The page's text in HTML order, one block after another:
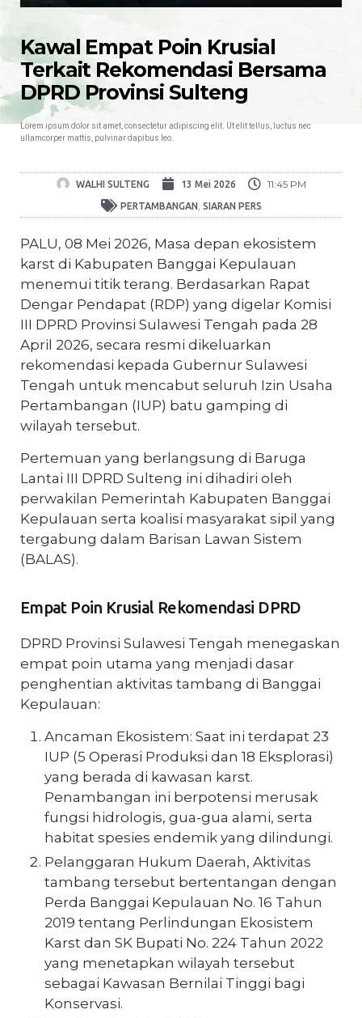
Kawal Empat Poin Krusial
Terkait Rekomendasi Bersama
DPRD Provinsi Sulteng
Lorem ipsum dolor sit amet, consectetur adipiscing elit. Ut elit tellus, luctus nec
ullamcorper mattis, pulvinar dapibus leo.
WALHI SULTENG 13 Mei 2026 11:45 PM
PERTAMBANGAN, SIARAN PERS
PALU, 08 Mei 2026, Masa depan ekosistem
karst di Kabupaten Banggai Kepulauan
menemui titik terang. Berdasarkan Rapat
Dengar Pendapat (RDP) yang digelar Komisi
III DPRD Provinsi Sulawesi Tengah pada 28
April 2026, secara resmi dikeluarkan
rekomendasi kepada Gubernur Sulawesi
Tengah untuk mencabut seluruh Izin Usaha
Pertambangan (IUP) batu gamping di
wilayah tersebut.
Pertemuan yang berlangsung di Baruga
Lantai III DPRD Sulteng ini dihadiri oleh
perwakilan Pemerintah Kabupaten Banggai
Kepulauan serta koalisi masyarakat sipil yang
tergabung dalam Barisan Lawan Sistem
(BALAS).
Empat Poin Krusial Rekomendasi DPRD
DPRD Provinsi Sulawesi Tengah menegaskan
empat poin utama yang menjadi dasar
penghentian aktivitas tambang di Banggai
Kepulauan:
Ancaman Ekosistem: Saat ini terdapat 23
IUP (5 Operasi Produksi dan 18 Eksplorasi)
yang berada di kawasan karst.
Penambangan ini berpotensi merusak
fungsi hidrologis, gua-gua alami, serta
habitat spesies endemik yang dilindungi.
Pelanggaran Hukum Daerah, Aktivitas
tambang tersebut bertentangan dengan
Perda Banggai Kepulauan No. 16 Tahun
2019 tentang Perlindungan Ekosistem
Karst dan SK Bupati No. 224 Tahun 2022
yang menetapkan wilayah tersebut
sebagai Kawasan Bernilai Tinggi bagi
Konservasi.